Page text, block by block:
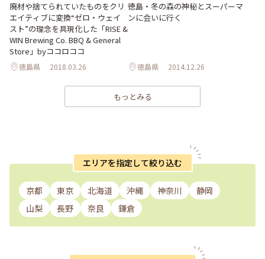
廃材や捨てられていたものをクリ
エイティブに変換“ゼロ・ウェイ
スト”の理念を具現化した「RISE &
WIN Brewing Co. BBQ & General
Store」byココロココ
徳島県 2018.03.26
徳島・冬の森の神秘とスーパーマ
ンに会いに行く
徳島県 2014.12.26
もっとみる
エリアを指定して絞り込む
京都 東京 北海道 沖縄 神奈川
静岡
山梨
長野 奈良 鎌倉